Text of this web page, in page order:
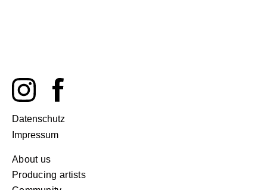
Datenschutz
Impressum
About us
Producing artists